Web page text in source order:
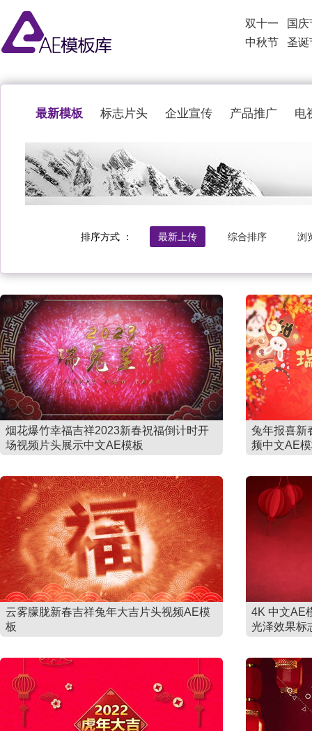
双十一
中秋节
国庆
圣诞
最新模板 标志片头 企业宣传 产品推广 电
排序方式 ： 最新上传 综合排序 浏
烟花爆竹幸福吉祥2023新春祝福倒计时开
场视频片头展示中文AE模板
兔年报喜新
频中文AE
云雾朦胧新春吉祥兔年大吉片头视频AE模
板
4K 中文AE
光泽效果标